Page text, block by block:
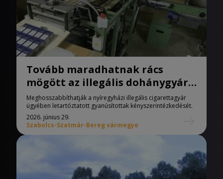
Tovább maradhatnak rács
mögött az illegális dohánygyár
gyanúsítottjai
Meghosszabbíthatják a nyíregyházi illegális cigarettagyár
ügyében letartóztatott gyanúsítottak kényszerintézkedését.
2026. június 29.
Szabolcs-Szatmár-Bereg vármegye